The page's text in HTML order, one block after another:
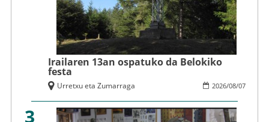
Irailaren 13an ospatuko da Belokiko
festa
2026/08/07
Urretxu eta Zumarraga
3